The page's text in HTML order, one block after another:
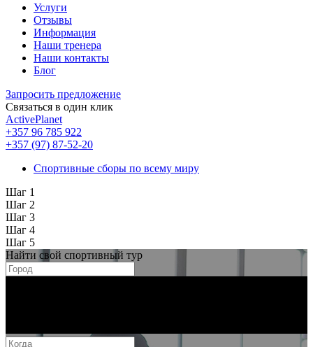
Услуги
Отзывы
Информация
Наши тренера
Наши контакты
Блог
Запросить предложение
Связаться в один клик
ActivePlanet
+357 96 785 922
+357 (97) 87-52-20
Спортивные сборы по всему миру
Шаг 1
Шаг 2
Шаг 3
Шаг 4
Шаг 5
Найти свой спортивный тур